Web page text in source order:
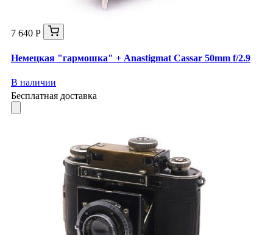
7 640 Р
Немецкая "гармошка" + Anastigmat Cassar 50mm f/2.9
В наличии
Бесплатная доставка